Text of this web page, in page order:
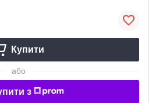
Купити
або
з